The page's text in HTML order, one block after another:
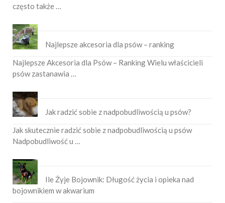
często także …
Najlepsze akcesoria dla psów – ranking
Najlepsze Akcesoria dla Psów – Ranking Wielu właścicieli
psów zastanawia …
Jak radzić sobie z nadpobudliwością u psów?
Jak skutecznie radzić sobie z nadpobudliwością u psów
Nadpobudliwość u …
Ile Żyje Bojownik: Długość życia i opieka nad
bojownikiem w akwarium